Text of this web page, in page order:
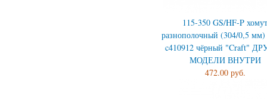
115-350 GS/HF-P хомут
разнополочный (304/0,5
c410912 чёрный "Craft"
МОДЕЛИ ВНУТРИ
472.00 руб.